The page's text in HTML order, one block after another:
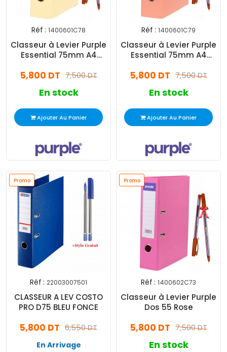
Réf : 1400601C78
Classeur à Levier Purple
Essential 75mm A4
7,500 DT
5,800 DT
En stock
Ajouter Au Panier
Réf : 1400601C79
Classeur à Levier Purple
Essential 75mm A4
7,500 DT
5,800 DT
En stock
Ajouter Au Panier
Promo
Réf : 22003007501
CLASSEUR A LEV COSTO
PRO D75 BLEU FONCE
6,550 DT
5,800 DT
En Arrivage
Promo
Réf : 1400602C73
Classeur à Levier Purple
Dos 55 Rose
7,500 DT
5,800 DT
En stock